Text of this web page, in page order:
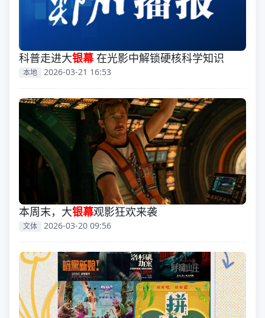
科普走进大银幕在光影中解锁硬核科学知识
本地 2026-03-21 16:53
本周末，大银幕观影狂欢来袭
文体 2026-03-20 09:56